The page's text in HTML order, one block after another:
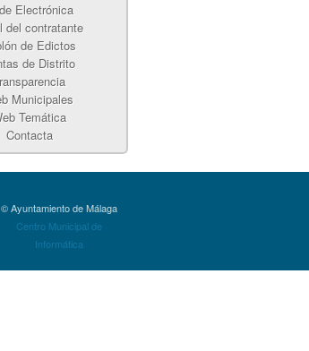
Electrónica
del contratante
de Edictos
de Distrito
Municipales
Temática
Contacta
© Ayuntamiento de Málaga
Centro Municipal de
Informática